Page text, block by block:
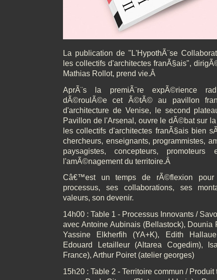
La publication de "L'HypothÃ¨se
les collectifs d'architectes franÃ§ais",
Mathias Rollot, prend vie.Â
AprÃ¨s la premiÃ¨re expÃ©rience
dÃ©roulÃ©e cet Ã©tÃ© au pavillon
d'architecture de Venise, le second
Pavillon de l'Arsenal, ouvre le dÃ©bat sur
les collectifs d'architectes franÃ§ais bien
chercheurs, enseignants, programmistes,
paysagistes, concepteurs,
l'amÃ©nagement du territoire.Â
Câ€™est un temps de rÃ©flexion
processus, ses collaborations, ses
valeurs, son devenir.
14h00 : Table 1 - Processus Innovants /
avec Antoine Aubinais (Bellastock), Dounia
Yassine Elkherfih (YA+K), Edith
Edouard Letailleur (Altarea Cogedim),
France), Arthur Poiret (atelier georges)
15h20 : Table 2 - Territoire commun / Produit